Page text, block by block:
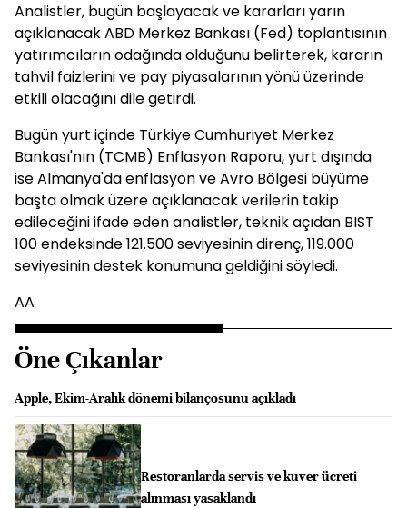
Analistler, bugün başlayacak ve kararları yarın
açıklanacak ABD Merkez Bankası (Fed) toplantısının
yatırımcıların odağında olduğunu belirterek, kararın
tahvil faizlerini ve pay piyasalarının yönü üzerinde
etkili olacağını dile getirdi.
Bugün yurt içinde Türkiye Cumhuriyet Merkez
Bankası'nın (TCMB) Enflasyon Raporu, yurt dışında
ise Almanya'da enflasyon ve Avro Bölgesi büyüme
başta olmak üzere açıklanacak verilerin takip
edileceğini ifade eden analistler, teknik açıdan BIST
100 endeksinde 121.500 seviyesinin direnç, 119.000
seviyesinin destek konumuna geldiğini söyledi.
AA
Öne Çıkanlar
Apple, Ekim-Aralık dönemi bilançosunu açıkladı
Restoranlarda servis ve kuver ücreti
alınması yasaklandı